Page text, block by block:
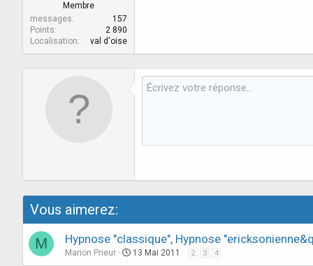
Membre
messages
157
Points
2 890
Localisation
val d'oise
Vous aimerez:
M Hypnose "classique", Hypnose "ericksonienne&q
Marion Prieur 13 Mai 2011 2 3 4